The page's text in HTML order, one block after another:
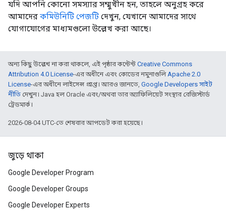
যদি আপনি কোনো সমস্যার সম্মুখীন হন, তাহলে অনুগ্রহ করে
আমাদের কমিউনিটি পেজটি দেখুন, যেখানে আমাদের সাথে
যোগাযোগের মাধ্যমগুলো উল্লেখ করা আছে।
অন্য কিছু উল্লেখ না করা থাকলে, এই পৃষ্ঠার কন্টেন্ট Creative Commons
Attribution 4.0 License-এর অধীনে এবং কোডের নমুনাগুলিApache 2.0
License-এর অধীনে লাইসেন্স প্রাপ্ত। আরও জানতে, Google Developers সাইট
নীতি দেখুন। Java হল Oracle এবং/অথবা তার অ্যাফিলিয়েট সংস্থার রেজিস্টার্ড
ট্রেডমার্ক।
2026-08-04 UTC-তে শেষবার আপডেট করা হয়েছে।
জুড়ে থাকা
Google Developer Program
Google Developer Groups
Google Developer Experts